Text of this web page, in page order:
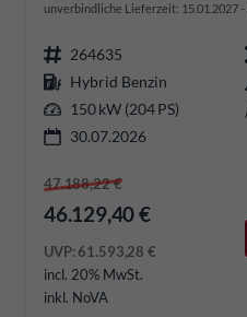
unverbindliche Lieferzeit: 15.01.2027
264635
Hybrid Benzin
150 kW (204 PS)
30.07.2026
47.188,22 €
46.129,40 €
UVP:61.593,28 €
incl. 20% MwSt.
inkl. NoVA